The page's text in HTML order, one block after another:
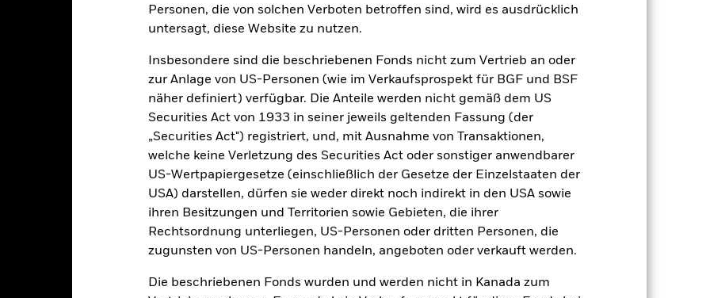
Personen, die von solchen Verboten betroffen sind, wird es ausdrücklich
untersagt, diese Website zu nutzen.
Insbesondere sind die beschriebenen Fonds nicht zum Vertrieb an oder
zur Anlage von US-Personen (wie im Verkaufsprospekt für BGF und BSF
näher definiert) verfügbar. Die Anteile werden nicht gemäß dem US
Securities Act von 1933 in seiner jeweils geltenden Fassung (der
„Securities Act") registriert, und, mit Ausnahme von Transaktionen,
welche keine Verletzung des Securities Act oder sonstiger anwendbarer
US-Wertpapiergesetze (einschließlich der Gesetze der Einzelstaaten der
USA) darstellen, dürfen sie weder direkt noch indirekt in den USA sowie
ihren Besitzungen und Territorien sowie Gebieten, die ihrer
Rechtsordnung unterliegen, US-Personen oder dritten Personen, die
zugunsten von US-Personen handeln, angeboten oder verkauft werden.
Die beschriebenen Fonds wurden und werden nicht in Kanada zum
dieses Fonds setzen Derivate zur Absicherung des Währungsrisikos ein. Der Einsatz von
ein potenzielles Risiko der Ansteckung (auch unter der Bezeichnung „Spill-over-Effekt“) für andere
vorhanden sind. Über das Drop-Down-Feld direkt unter dem Namen des Fonds können
Fonds anzeigen lassen. Die Anteilsklassen mit Währungsabsicherung sind durch den Begriff
gekennzeichnet. Eine vollständige Liste aller Anteilsklassen mit Währungsabsicherung ist zudem auf
tätigt, um Kosten zu senken, erhält der Fonds 62,5% des damit verbundenen erzielten Ertrags
BlackRock im Rahmen seiner Leihetätigkeit. Da die Ertragsaufteilung aus Wertpapierleihegeschäften
sind diese nicht in den laufenden Kosten enthalten.
Weniger anzeigen
Verkaufsprospekt
Wertentwicklung